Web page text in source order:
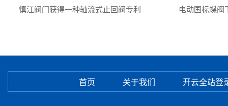
慎江阀门获得一种轴流式止回阀专利 电动国标蝶阀下
首页 关于我们 开云全站登